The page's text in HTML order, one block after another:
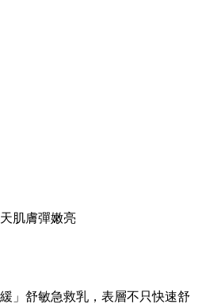
肌膚彈嫩亮
」舒敏急救乳，表層不只快速舒